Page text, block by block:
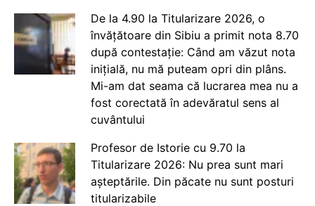
De la 4.90 la Titularizare 2026, o
învățătoare din Sibiu a primit nota 8.70
după contestație: Când am văzut nota
inițială, nu mă puteam opri din plâns.
Mi-am dat seama că lucrarea mea nu a
fost corectată în adevăratul sens al
cuvântului
Profesor de Istorie cu 9.70 la
Titularizare 2026: Nu prea sunt mari
așteptările. Din păcate nu sunt posturi
titularizabile